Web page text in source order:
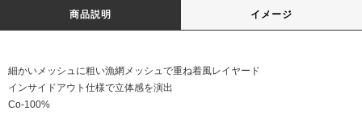
商品説明 イメージ
細かいメッシュに粗い漁網メッシュで重ね着風レイヤード
インサイドアウト仕様で立体感を演出
Co-100%